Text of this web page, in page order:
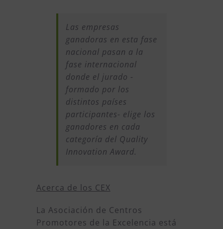
Las empresas
ganadoras en esta fase
nacional pasan a la
fase internacional
donde el jurado -
formado por los
distintos países
participantes- elige los
ganadores en cada
categoría del Quality
Innovation Award.
Acerca de los CEX
La Asociación de Centros
Promotores de la Excelencia está